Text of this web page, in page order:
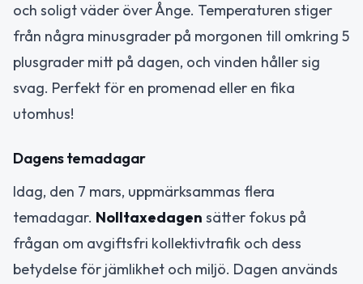
och soligt väder över Ånge. Temperaturen stiger
från några minusgrader på morgonen till omkring 5
plusgrader mitt på dagen, och vinden håller sig
svag. Perfekt för en promenad eller en fika
utomhus!
Dagens temadagar
Idag, den 7 mars, uppmärksammas flera
temadagar. Nolltaxedagen sätter fokus på
frågan om avgiftsfri kollektivtrafik och dess
betydelse för jämlikhet och miljö. Dagen används